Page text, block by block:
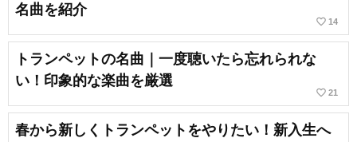
名曲を紹介
favorite_border 14
トランペットの名曲｜一度聴いたら忘れられな
い！印象的な楽曲を厳選
favorite_border 21
春から新しくトランペットをやりたい！新入生へ